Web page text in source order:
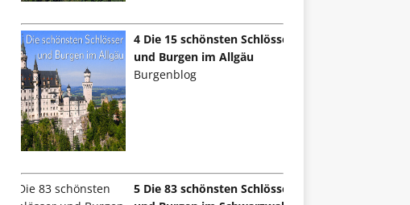
4 Die 15 schönsten Schlösser
und Burgen im Allgäu
Burgenblog
5 Die 83 schönsten Schlösser